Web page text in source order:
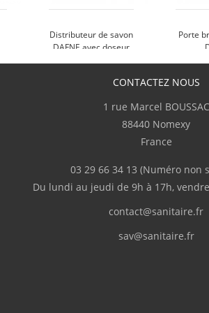
commande sur le site car c'est là où je
annoncés ainsi que le suivi de mes achats.
Distributeur de savon
DAFNE avec doseur
Voir le produit
Porte
Voir
CONTACTEZ NOUS
1 rue Marcel BOUSSAC
88440 Nomexy
France
03 29 66 34 13 (Numéro non
Du lundi au jeudi de 9h à 17h,
contact@sanitaire.fr
sav@sanitaire.fr